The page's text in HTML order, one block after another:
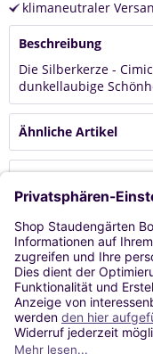
klimaneutraler
Beschreibung
Die Silberkerze -
dunkellaubige
Ähnliche Artikel
Kunden kauften auch
Kunden haben sich
Service
Shop Service